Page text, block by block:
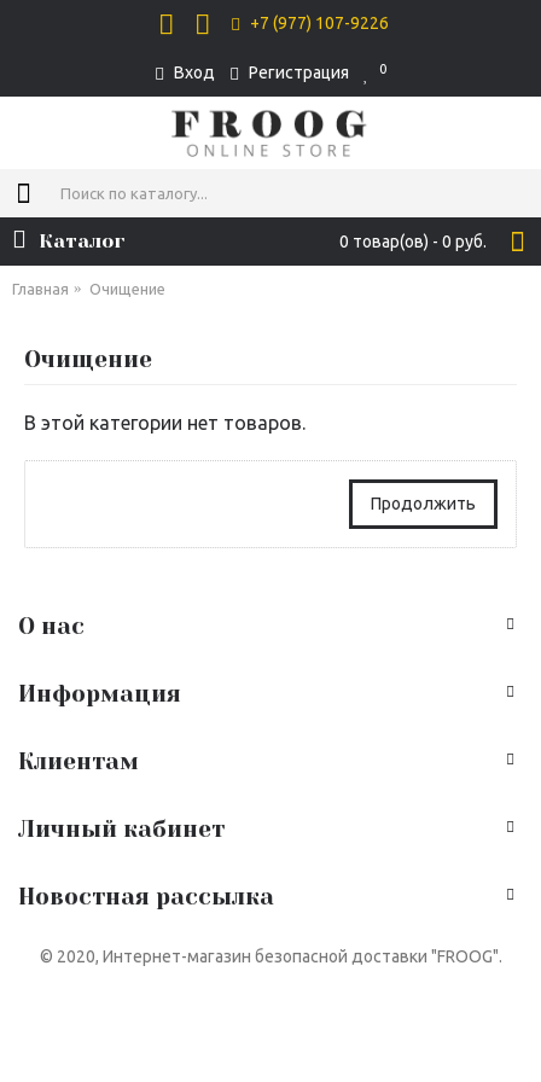
+7 (977) 107-9226
Вход Регистрация 0
0 товар(ов) - 0 руб.
Каталог
Главная Очищение
Очищение
В этой категории нет товаров.
Продолжить
О нас
Информация
Клиентам
Личный кабинет
Новостная рассылка
© 2020, Интернет-магазин безопасной доставки "FROOG".